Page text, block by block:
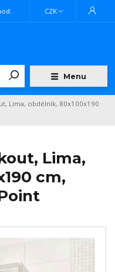
Menu
CZK
Lima, obdélník, 80x100x190
Lima,
cm,